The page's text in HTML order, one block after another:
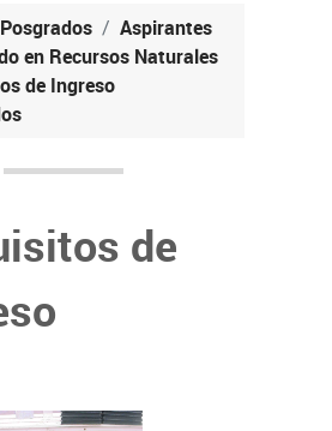
Posgrados
Aspirantes
en Recursos Naturales
de Ingreso
de